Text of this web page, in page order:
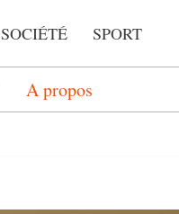
SOCIÉTÉ SPORT
A propos